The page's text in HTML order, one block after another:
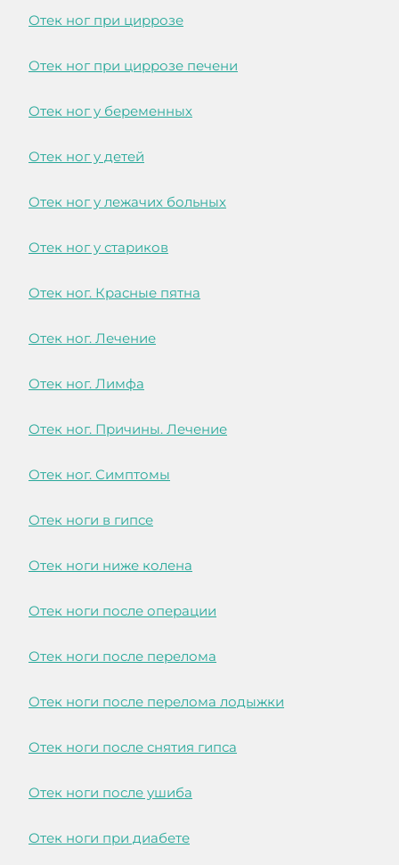
Отек ног при циррозе
Отек ног при циррозе печени
Отек ног у беременных
Отек ног у детей
Отек ног у лежачих больных
Отек ног у стариков
Отек ног. Красные пятна
Отек ног. Лечение
Отек ног. Лимфа
Отек ног. Причины. Лечение
Отек ног. Симптомы
Отек ноги в гипсе
Отек ноги ниже колена
Отек ноги после операции
Отек ноги после перелома
Отек ноги после перелома лодыжки
Отек ноги после снятия гипса
Отек ноги после ушиба
Отек ноги при диабете